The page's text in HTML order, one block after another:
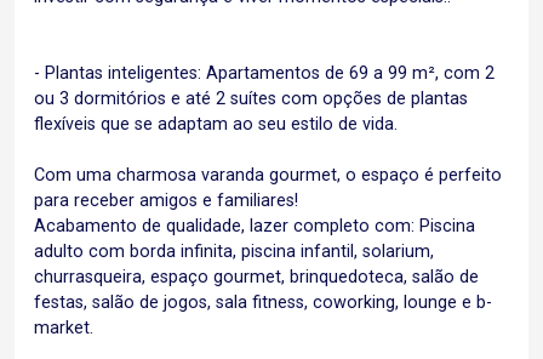
- Plantas inteligentes: Apartamentos de 69 a 99 m², com 2
ou 3 dormitórios e até 2 suítes com opções de plantas
flexíveis que se adaptam ao seu estilo de vida.
Com uma charmosa varanda gourmet, o espaço é perfeito
para receber amigos e familiares!
Acabamento de qualidade, lazer completo com: Piscina
adulto com borda infinita, piscina infantil, solarium,
churrasqueira, espaço gourmet, brinquedoteca, salão de
festas, salão de jogos, sala fitness, coworking, lounge e b-
market.